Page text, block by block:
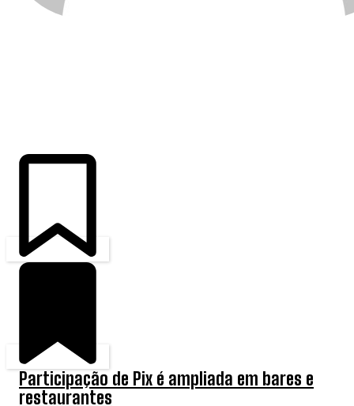
Participação de Pix é ampliada em bares e
restaurantes